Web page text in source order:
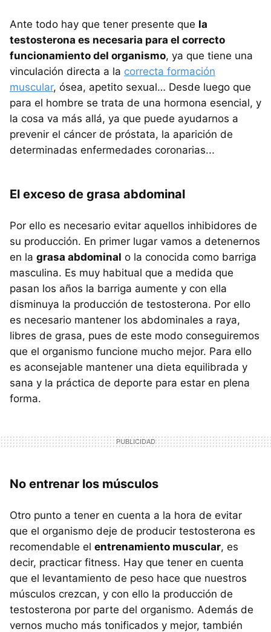
Ante todo hay que tener presente que la
testosterona es necesaria para el correcto
funcionamiento del organismo, ya que tiene una
vinculación directa a la correcta formación
muscular, ósea, apetito sexual… Desde luego que
para el hombre se trata de una hormona esencial, y
la cosa va más allá, ya que puede ayudarnos a
prevenir el cáncer de próstata, la aparición de
determinadas enfermedades coronarias...
El exceso de grasa abdominal
Por ello es necesario evitar aquellos inhibidores de
su producción. En primer lugar vamos a detenernos
en la grasa abdominal o la conocida como barriga
masculina. Es muy habitual que a medida que
pasan los años la barriga aumente y con ella
disminuya la producción de testosterona. Por ello
es necesario mantener los abdominales a raya,
libres de grasa, pues de este modo conseguiremos
que el organismo funcione mucho mejor. Para ello
es aconsejable mantener una dieta equilibrada y
sana y la práctica de deporte para estar en plena
forma.
No entrenar los músculos
Otro punto a tener en cuenta a la hora de evitar
que el organismo deje de producir testosterona es
recomendable el entrenamiento muscular, es
decir, practicar fitness. Hay que tener en cuenta
que el levantamiento de peso hace que nuestros
músculos crezcan, y con ello la producción de
testosterona por parte del organismo. Además de
vernos mucho más tonificados y mejor, también